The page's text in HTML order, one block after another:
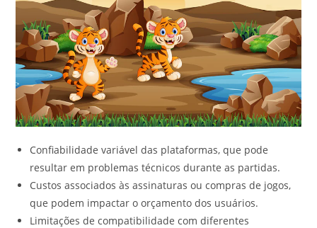
Confiabilidade variável das plataformas, que pode
resultar em problemas técnicos durante as partidas.
Custos associados às assinaturas ou compras de jogos,
que podem impactar o orçamento dos usuários.
Limitações de compatibilidade com diferentes